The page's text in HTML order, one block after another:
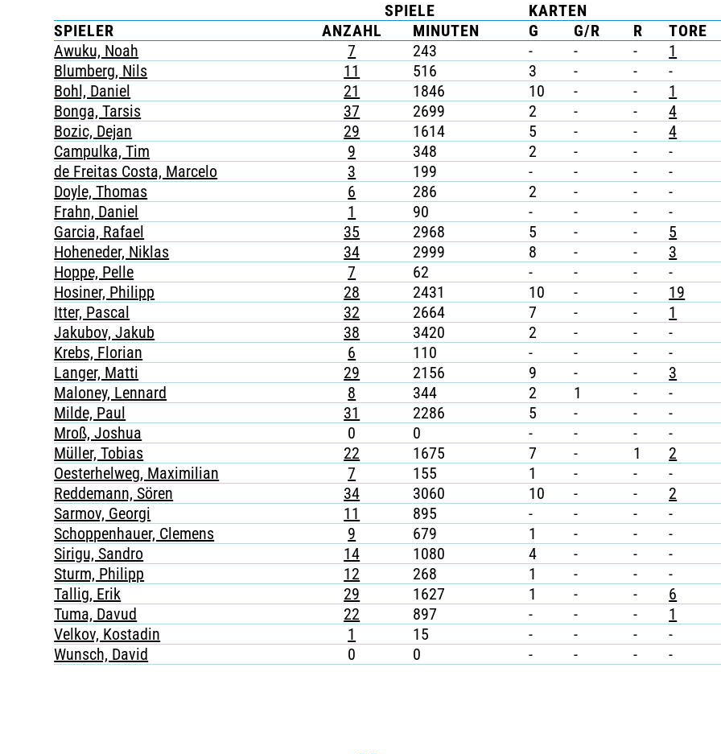
SPIELE
KARTEN
SPIELER
ANZAHL MINUTEN G G/R R
TORE
Awuku, Noah
7 243 - - -
1
Blumberg, Nils
11 516 3 - -
-
Bohl, Daniel
21 1846 10 - -
1
Bonga, Tarsis
37 2699 2 - -
4
Bozic, Dejan
29 1614 5 - -
4
Campulka, Tim
9 348 2 - -
-
de Freitas Costa, Marcelo
3 199 - - -
-
Doyle, Thomas
6 286 2 - -
-
Frahn, Daniel
1 90 - - -
-
Garcia, Rafael
35 2968 5 - -
5
Hoheneder, Niklas
34 2999 8 - -
3
Hoppe, Pelle
7 62 - - -
-
Hosiner, Philipp
28 2431 10 - -
19
Itter, Pascal
32 2664 7 - -
1
Jakubov, Jakub
38 3420 2 - -
-
Krebs, Florian
6 110 - - -
-
Langer, Matti
29 2156 9 - -
3
Maloney, Lennard
8 344 2 1 -
-
Milde, Paul
31 2286 5 - -
-
Mroß, Joshua
0 0 - - -
-
Müller, Tobias
22 1675 7 - 1
2
Oesterhelweg, Maximilian
7 155 1 - -
-
Reddemann, Sören
34 3060 10 - -
2
Sarmov, Georgi
11 895 - - -
-
Schoppenhauer, Clemens
9 679 1 - -
-
Sirigu, Sandro
14 1080 4 - -
-
Sturm, Philipp
12 268 1 - -
-
Tallig, Erik
29 1627 1 - -
6
Tuma, Davud
22 897 - - -
1
Velkov, Kostadin
1 15 - - -
-
Wunsch, David
0 0 - - - -